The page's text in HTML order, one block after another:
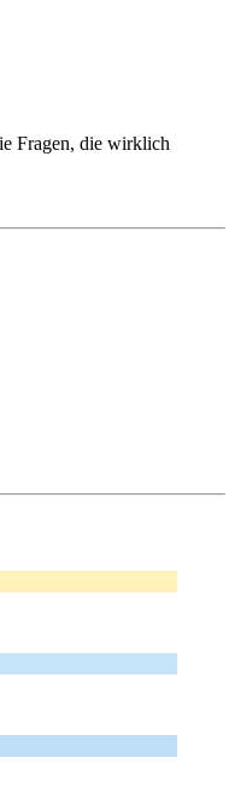
Fragen, die wirklich